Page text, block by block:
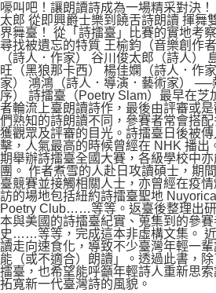
嚎叫吧！讓朗讀詩成為一場精采對決
太郎 從即興爵士樂到饒舌詩朗讀 揮舞
界舞臺！ 從「詩擂臺」比賽的實地考
尋找被遺忘的特質 王榆鈞（音樂創作
（詩人．作家） 谷川俊太郎（詩人）
旺（黑狼那卡西） 楊佳嫻（詩人．作
家） 鴻鴻（詩人．導演．藝術家）
序） 詩擂臺（Poetry Slam）最早在芝
者輪流上臺朗讀詩作，最後由評審或
們熟知的詩朗讀不同，參賽者常會搭
獲觀眾及評審的目光。詩擂臺日後被
擊，人氣最高的時候曾經在 NHK 播出
期舉辦詩擂臺全國大賽，各級學校中
團。 作者煮雪的人赴日攻讀碩士，期
臺競賽並接觸相關人士，亦曾經在疫
訪的場地包括紐約詩擂臺聖地
Poetry Club……等等。返臺後整理出
本與美國的詩擂臺紀實、蒐集到的參
史……等等，完成這本非虛構文集。
讀走向速食化，導致不少臺灣年輕一
能（或不適合）朗讀」。透過此書，
擂臺，也希望能呼籲年輕詩人重新思
拓寬新一代臺灣詩的風貌。